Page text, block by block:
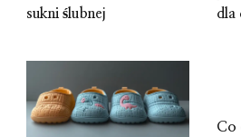
sukni ślubnej
dla
Co